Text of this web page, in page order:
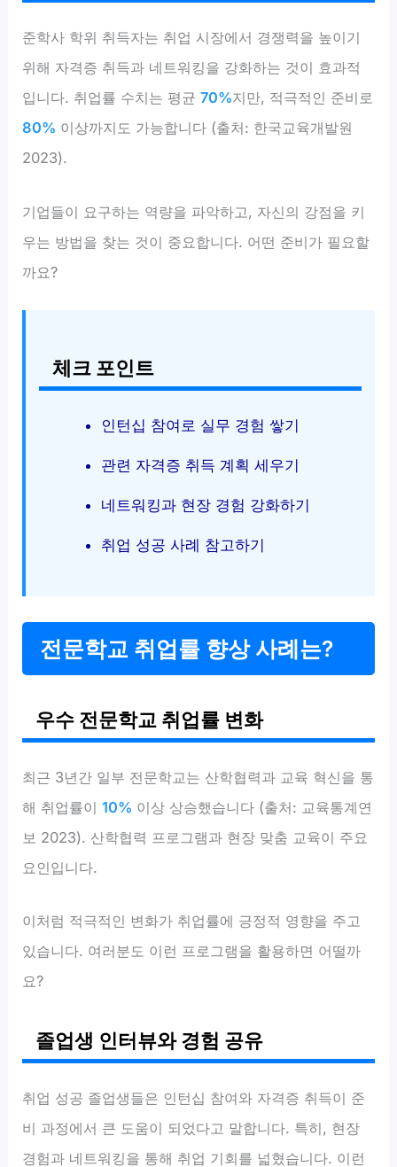
준학사 학위 취득자는 취업 시장에서 경쟁력을 높이기
위해 자격증 취득과 네트워킹을 강화하는 것이 효과적
입니다. 취업률 수치는 평균70%지만, 적극적인 준비로
80% 이상까지도 가능합니다 (출처: 한국교육개발원
2023).
기업들이 요구하는 역량을 파악하고, 자신의 강점을 키
우는 방법을 찾는 것이 중요합니다. 어떤 준비가 필요할
까요?
체크 포인트
인턴십 참여로 실무 경험 쌓기
관련 자격증 취득 계획 세우기
네트워킹과 현장 경험 강화하기
취업 성공 사례 참고하기
전문학교 취업률 향상 사례는?
우수 전문학교 취업률 변화
최근 3년간 일부 전문학교는 산학협력과 교육 혁신을 통
해 취업률이10% 이상 상승했습니다 (출처: 교육통계연
보 2023). 산학협력 프로그램과 현장 맞춤 교육이 주요
요인입니다.
이처럼 적극적인 변화가 취업률에 긍정적 영향을 주고
있습니다. 여러분도 이런 프로그램을 활용하면 어떨까
요?
졸업생 인터뷰와 경험 공유
취업 성공 졸업생들은 인턴십 참여와 자격증 취득이 준
비 과정에서 큰 도움이 되었다고 말합니다. 특히, 현장
경험과 네트워킹을 통해 취업 기회를 넓혔습니다. 이런